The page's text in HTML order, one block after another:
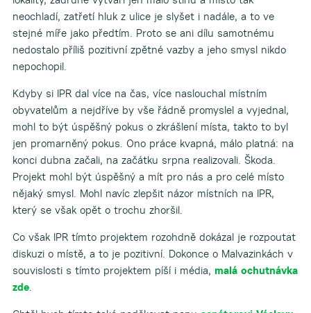
neochladí, zatřetí hluk z ulice je slyšet i nadále, a to ve
stejné míře jako předtím. Proto se ani dílu samotnému
nedostalo příliš pozitivní zpětné vazby a jeho smysl nikdo
nepochopil.
Kdyby si IPR dal více na čas, více naslouchal místním
obyvatelům a nejdříve by vše řádně promyslel a vyjednal,
mohl to být úspěšný pokus o zkrášlení místa, takto to byl
jen promarněný pokus. Ono práce kvapná, málo platná: na
konci dubna začali, na začátku srpna realizovali. Škoda.
Projekt mohl být úspěšný a mít pro nás a pro celé místo
nějaký smysl. Mohl navíc zlepšit názor místních na IPR,
který se však opět o trochu zhoršil.
Co však IPR tímto projektem rozohdně dokázal je rozpoutat
diskuzi o místě, a to je pozitivní. Dokonce o Malvazinkách v
souvislosti s tímto projektem píší i média, malá ochutnávka
zde.